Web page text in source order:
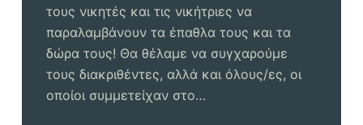
τους νικητές και τις νικήτριες να
παραλαμβάνουν τα έπαθλα τους και τα
δώρα τους! Θα θέλαμε να συγχαρούμε
τους διακριθέντες, αλλά και όλους/ες, οι
οποίοι συμμετείχαν στο…